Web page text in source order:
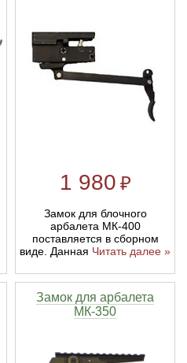
1 980 ₽
Замок для блочного
арбалета МК-400
поставляется в сборном
виде. Данная Читать далее »
Замок для арбалета
МК-350